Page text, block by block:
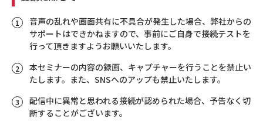
音声の乱れや画面共有に不具合が発生した場合、弊社からの
サポートはできかねますので、事前にご自身で接続テストを
行って頂きますようお願いいたします。
本セミナーの内容の録画、キャプチャーを行うことを禁止い
たします。また、SNSへのアップも禁止いたします。
配信中に異常と思われる接続が認められた場合、予告なく切
断することがございます。